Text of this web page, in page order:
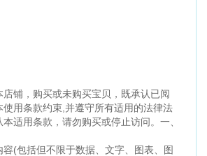
铺，购买或未购买宝贝，既承认已阅
用条款约束,并遵守所有适用的法律法
适用条款，请勿购买或停止访问。一、
(包括但不限于数据、文字、图表、图